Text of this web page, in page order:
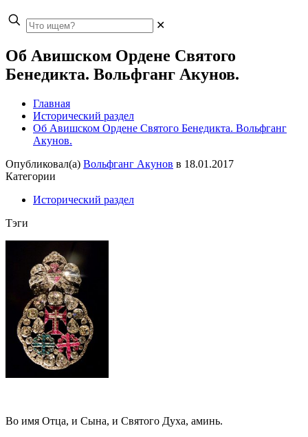
✕
Об Авишском Ордене Святого
Бенедикта. Вольфганг Акунов.
Главная
Исторический раздел
Об Авишском Ордене Святого Бенедикта. Вольфганг
Акунов.
Опубликовал(а) Вольфганг Акунов в 18.01.2017
Категории
Исторический раздел
Тэги
Во имя Отца, и Сына, и Святого Духа, аминь.